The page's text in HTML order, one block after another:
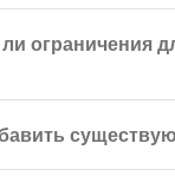
ограничения